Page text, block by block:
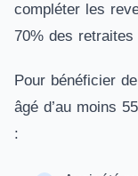
compléter les
70% des retraites
Pour bénéficier
âgé d’au moins
: